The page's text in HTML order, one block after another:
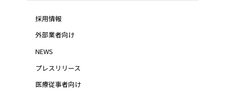
採用情報
外部業者向け
NEWS
プレスリリース
医療従事者向け